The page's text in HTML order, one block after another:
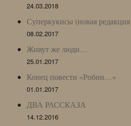
24.03.2018
Суперкукисы (новая
08.02.2017
Живут же люди…
25.01.2017
Конец повести «Робин…»
01.01.2017
ДВА РАССКАЗА
14.12.2016